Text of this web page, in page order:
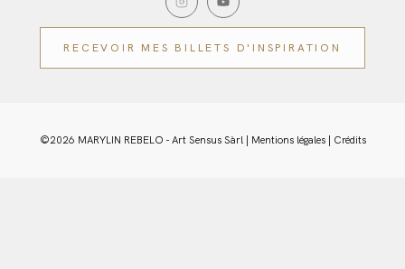
RECEVOIR MES BILLETS D'INSPIRATION
©2026 MARYLIN REBELO - Art Sensus Sàrl | Mentions légales| Crédits